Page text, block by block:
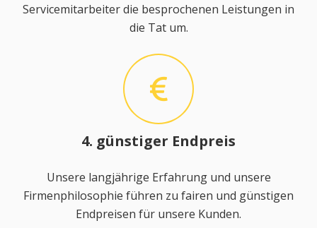
Servicemitarbeiter die besprochenen Leistungen in
die Tat um.
4. günstiger Endpreis
Unsere langjährige Erfahrung und unsere
Firmenphilosophie führen zu fairen und günstigen
Endpreisen für unsere Kunden.